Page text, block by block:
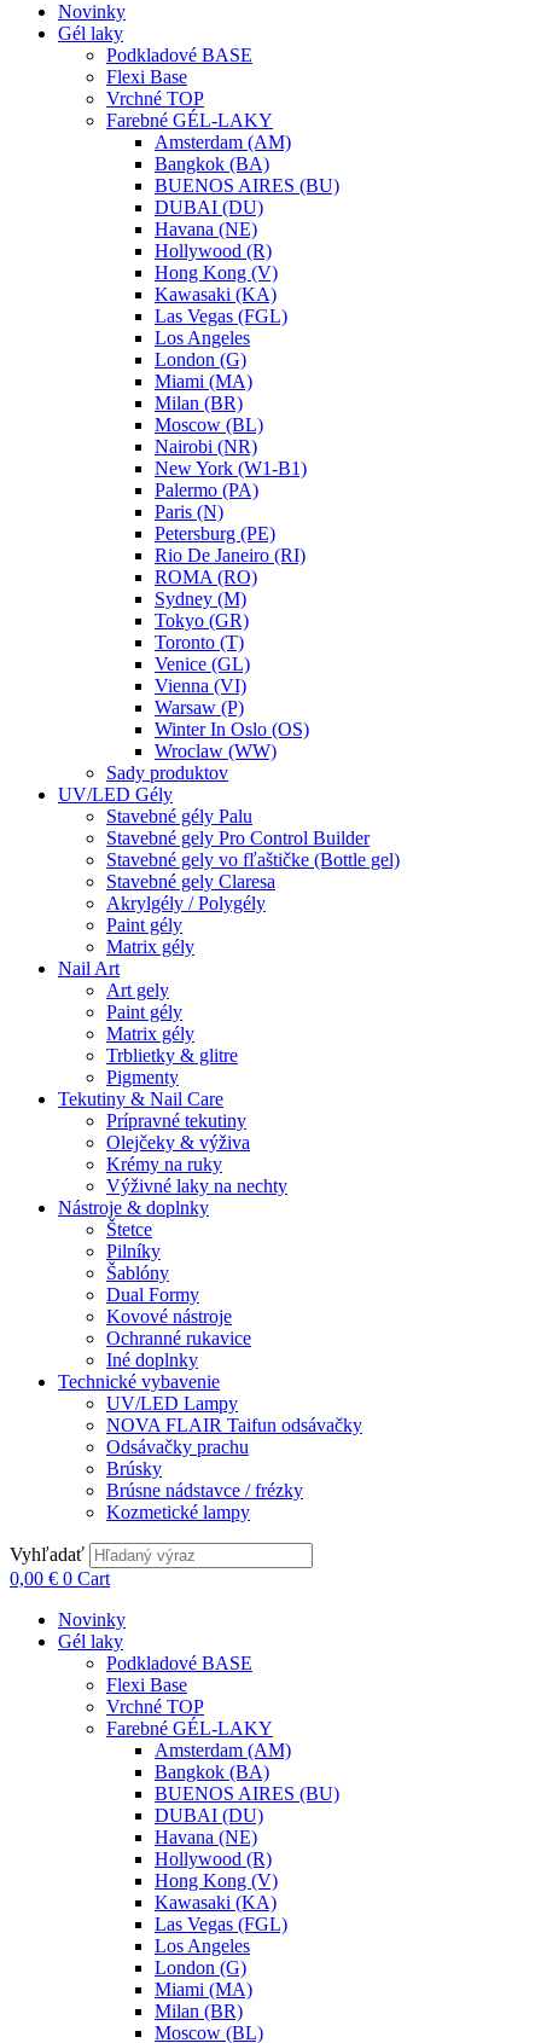
Novinky
Gél laky
Podkladové BASE
Flexi Base
Vrchné TOP
Farebné GÉL-LAKY
Amsterdam (AM)
Bangkok (BA)
BUENOS AIRES (BU)
DUBAI (DU)
Havana (NE)
Hollywood (R)
Hong Kong (V)
Kawasaki (KA)
Las Vegas (FGL)
Los Angeles
London (G)
Miami (MA)
Milan (BR)
Moscow (BL)
Nairobi (NR)
New York (W1-B1)
Palermo (PA)
Paris (N)
Petersburg (PE)
Rio De Janeiro (RI)
ROMA (RO)
Sydney (M)
Tokyo (GR)
Toronto (T)
Venice (GL)
Vienna (VI)
Warsaw (P)
Winter In Oslo (OS)
Wroclaw (WW)
Sady produktov
UV/LED Gély
Stavebné gély Palu
Stavebné gely Pro Control Builder
Stavebné gely vo fľaštičke (Bottle gel)
Stavebné gely Claresa
Akrylgély / Polygély
Paint gély
Matrix gély
Nail Art
Art gely
Paint gély
Matrix gély
Trblietky & glitre
Pigmenty
Tekutiny & Nail Care
Prípravné tekutiny
Olejčeky & výživa
Krémy na ruky
Výživné laky na nechty
Nástroje & doplnky
Štetce
Pilníky
Šablóny
Dual Formy
Kovové nástroje
Ochranné rukavice
Iné doplnky
Technické vybavenie
UV/LED Lampy
NOVA FLAIR Taifun odsávačky
Odsávačky prachu
Brúsky
Brúsne nádstavce / frézky
Kozmetické lampy
Vyhľadať
0,00 € 0 Cart
Novinky
Gél laky
Podkladové BASE
Flexi Base
Vrchné TOP
Farebné GÉL-LAKY
Amsterdam (AM)
Bangkok (BA)
BUENOS AIRES (BU)
DUBAI (DU)
Havana (NE)
Hollywood (R)
Hong Kong (V)
Kawasaki (KA)
Las Vegas (FGL)
Los Angeles
London (G)
Miami (MA)
Milan (BR)
Moscow (BL)